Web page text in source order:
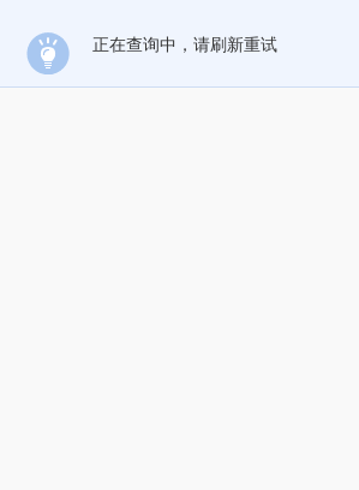
正在查询中，请刷新重试